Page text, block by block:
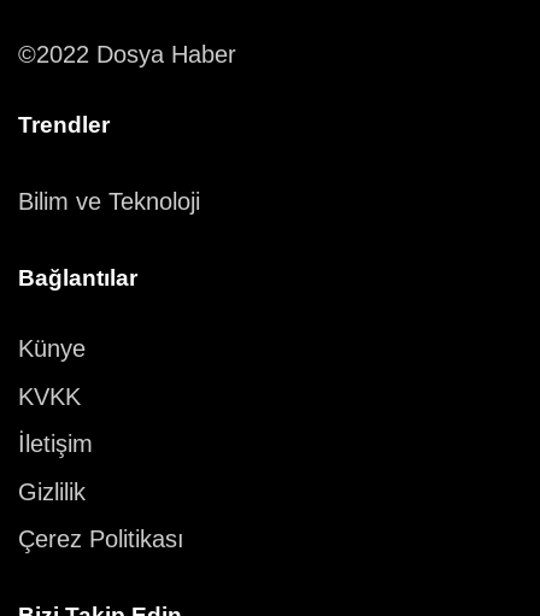
©2022 Dosya Haber
Trendler
Bilim ve Teknoloji
Bağlantılar
Künye
KVKK
İletişim
Gizlilik
Çerez Politikası